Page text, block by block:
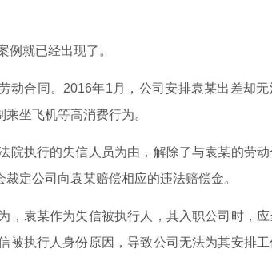
就已经出现了。
合同。2016年1月，公司安排袁某出差却无
坐飞机等高消费行为。
执行的失信人员为由，解除了与袁某的劳动
定公司向袁某赔偿相应的违法赔偿金。
袁某作为失信被执行人，其入职公司时，应
被执行人身份原因，导致公司无法为其安排